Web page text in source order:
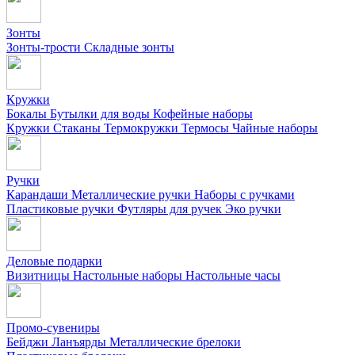
Зонты
Зонты-трости Складные зонты
Кружки
Бокалы Бутылки для воды Кофейные наборы
Кружки Стаканы Термокружки Термосы Чайные наборы
Ручки
Карандаши Металлические ручки Наборы с ручками
Пластиковые ручки Футляры для ручек Эко ручки
Деловые подарки
Визитницы Настольные наборы Настольные часы
Промо-сувениры
Бейджи Ланъярды Металлические брелоки